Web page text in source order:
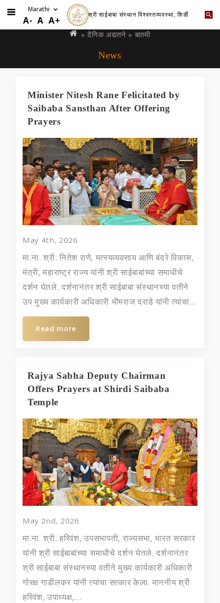
to
A- A A+ श्री साईबाबा संस्थान विश्वस्तव्यवस्था, शिर्डी
are
»दैनिक अद्यतने » बातमी
News
Minister Nitesh Rane Felicitated by
Saibaba Sansthan After Offering
Prayers
May 4th, 2026
मा.ना. श्री. नितेश राणे, मत्स्यव्यवसाय आणि बंदरे विकास,
मंत्री, महाराष्ट्र राज्य यांनी श्री साईबाबांच्या समाधीचे
दर्शन घेतले. दर्शनानंतर श्री साईबाबा संस्‍थानच्‍या वतीने
उप मुख्‍य कार्यकारी अधिकारी भीमराज दराडे यांनी त्‍यांचा...
Read more
Rajya Sabha Deputy Chairman
Offers Prayers at Shirdi Saibaba
Temple
May 2nd, 2026
मा.ना. श्री. हरिवंश, उपसभापती, राज्यसभा, भारत सरकार
यांनी श्री साईबाबांच्या समाधीचे दर्शन घेतले. दर्शनानंतर
श्री साईबाबा संस्‍थानच्‍या वतीने मुख्‍य कार्यकारी अधिकारी
गोरक्ष गाडीलकर यांनी त्‍यांचा सत्‍कार केला. माननीय श्री
हरिवंश, उपाध्यक्ष,...